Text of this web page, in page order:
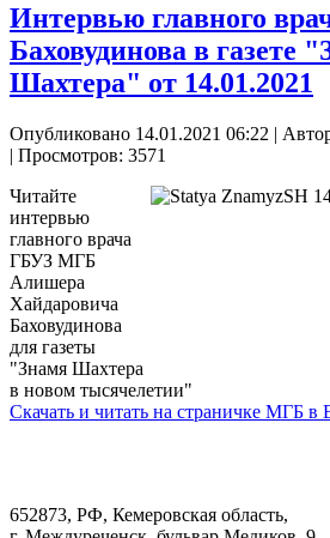
Интервью главного
Баховудинова в газете
Шахтера" от 14.01.2021
Опубликовано 14.01.2021 06:22 |
| Просмотров: 3571
Читайте
интервью
главного врача
ГБУЗ МГБ
Алишера
Хайдаровича
Баховудинова
для газеты
"Знамя Шахтера
в новом тысячелетии"
Скачать и читать на страничке МГБ в
652873, РФ, Кемеровская область,